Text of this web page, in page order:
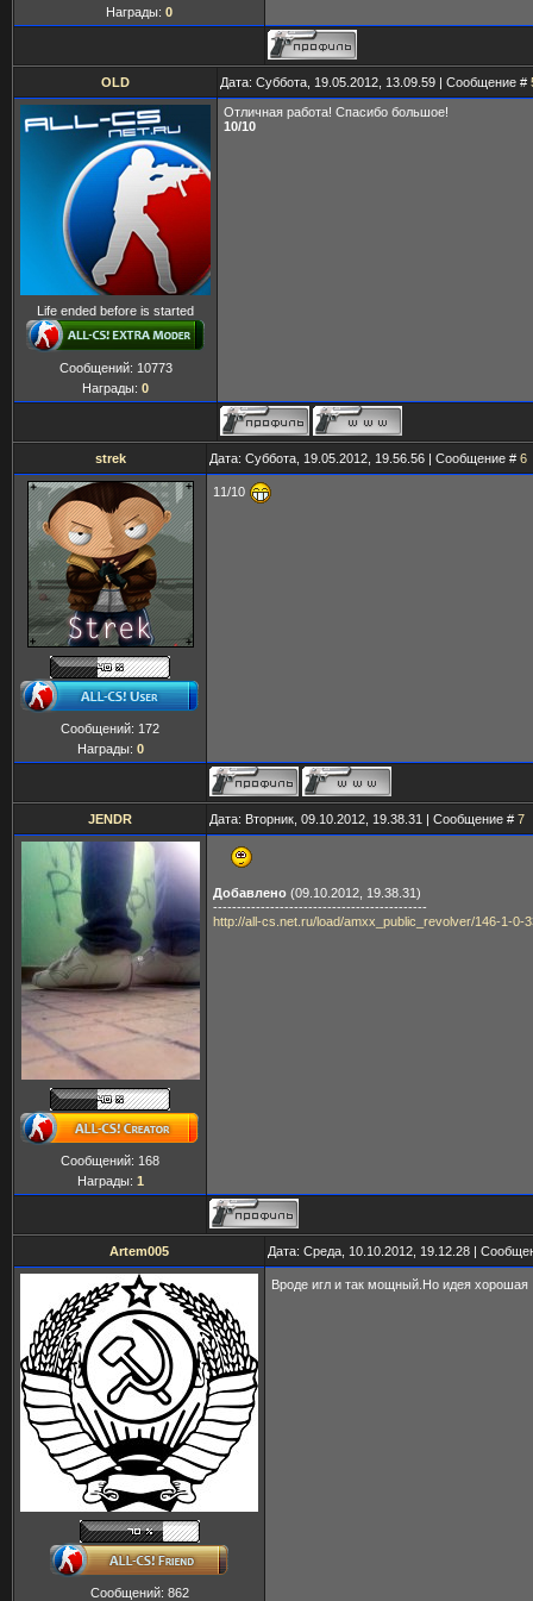
Награды: 0
OLD Дата: Суббота, 19.05.2012, 13.09.59 | Сообщение #
Life ended before is started
Сообщений: 10773
Награды: 0
Отличная работа! Спасибо большое!
10/10
strek Дата: Суббота, 19.05.2012, 19.56.56 | Сообщение # 6
Сообщений: 172
Награды: 0
11/10
JENDR Дата: Вторник, 09.10.2012, 19.38.31 | Сообщение # 7
Сообщений: 168
Награды: 1
Добавлено (09.10.2012, 19.38.31)
---------------------------------------------
http://all-cs.net.ru/load/amxx_public_revolver/146-1-0-
Artem005 Дата: Среда, 10.10.2012, 19.12.28 |
Сообщений: 862
Вроде игл и так мощный.Но идея хорошая